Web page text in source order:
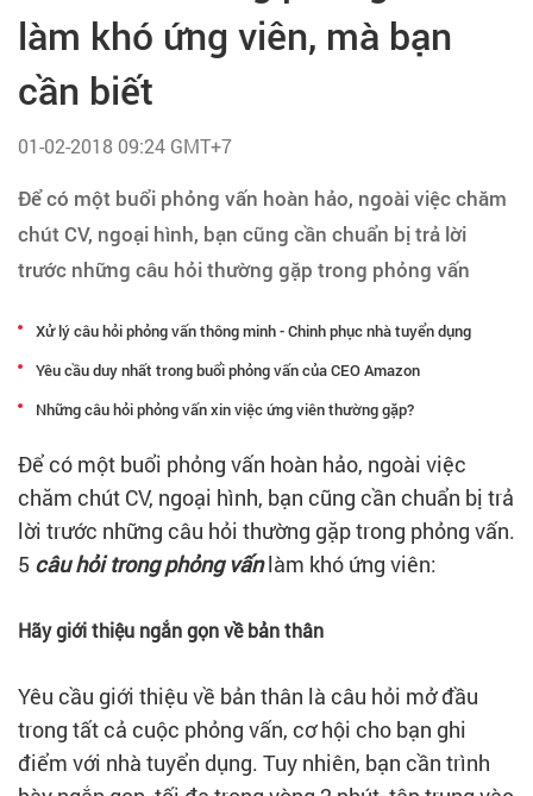
Tạo hồ sơ
Cẩm nang việc làm
Bạn cần tuyển người
Nhà tuyển dụng
làm khó ứng viên, mà bạn
cần biết
01-02-2018 09:24 GMT+7
Để có một buổi phỏng vấn hoàn hảo, ngoài việc chăm
chút CV, ngoại hình, bạn cũng cần chuẩn bị trả lời
trước những câu hỏi thường gặp trong phỏng vấn
Xử lý câu hỏi phỏng vấn thông minh - Chinh phục nhà tuyển dụng
Yêu cầu duy nhất trong buổi phỏng vấn của CEO Amazon
Những câu hỏi phỏng vấn xin việc ứng viên thường gặp?
Để có một buổi phỏng vấn hoàn hảo, ngoài việc
chăm chút CV, ngoại hình, bạn cũng cần chuẩn bị trả
lời trước những câu hỏi thường gặp trong phỏng vấn.
5 câu hỏi trong phỏng vấnlàm khó ứng viên:
Hãy giới thiệu ngắn gọn về bản thân
Yêu cầu giới thiệu về bản thân là câu hỏi mở đầu
trong tất cả cuộc phỏng vấn, cơ hội cho bạn ghi
điểm với nhà tuyển dụng. Tuy nhiên, bạn cần trình